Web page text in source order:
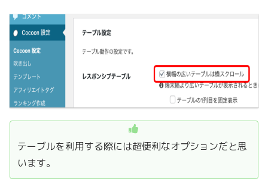
テーブルを利用する際には超便利なオプションだと思
います。